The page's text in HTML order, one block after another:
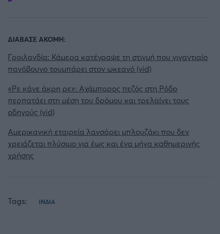
ΔΙΑΒΑΣΕ ΑΚΟΜΗ:
Γροιλανδία: Κάμερα κατέγραψε τη στιγμή που γιγαντιαίο
παγόβουνο τουμπάρει στον ωκεανό (vid)
«Ρε κάνε άκρη ρε»: Αχάμπαρος πεζός στη Ρόδο
περπατάει στη μέση του δρόμου και τρελαίνει τους
οδηγούς (vid)
Αμερικανική εταιρεία λανσάρει μπλουζάκι που δεν
χρειάζεται πλύσιμο για έως και ένα μήνα καθημερινής
χρήσης
Tags: ΙΝΔΙΑ